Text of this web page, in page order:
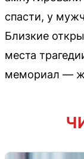
спасти, у
Близкие
места
мемориал —